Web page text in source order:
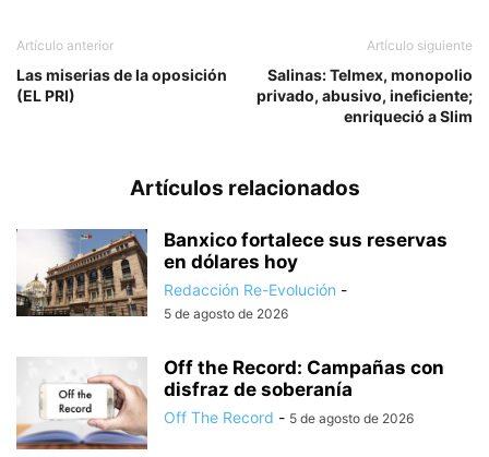
Artículo anterior
Las miserias de la oposición
(EL PRI)
Artículo siguiente
Salinas: Telmex, monopolio
privado, abusivo, ineficiente;
enriqueció a Slim
Artículos relacionados
Banxico fortalece sus reservas
en dólares hoy
Redacción Re-Evolución -
5 de agosto de 2026
Off the Record: Campañas con
disfraz de soberanía
Off The Record - 5 de agosto de 2026